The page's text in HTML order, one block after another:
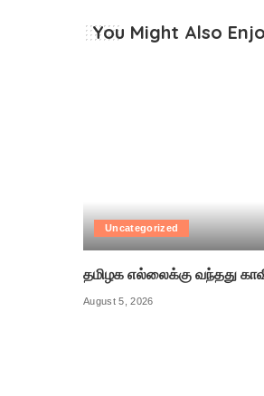
You Might Also
Uncategorized
தமிழக எல்லைக்கு வந்தது
August 5, 2026